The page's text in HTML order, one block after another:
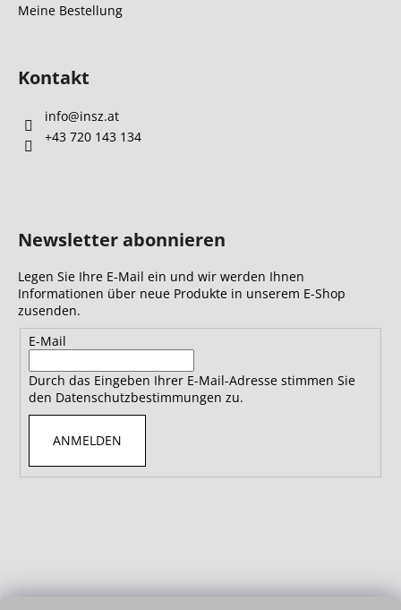
Meine Bestellung
Kontakt
info@insz.at
+43 720 143 134
Newsletter abonnieren
Legen Sie Ihre E-Mail ein und wir werden Ihnen
Informationen über neue Produkte in unserem E-Shop
zusenden.
E-Mail
Durch das Eingeben Ihrer E-Mail-Adresse stimmen Sie
den Datenschutzbestimmungen zu.
ANMELDEN